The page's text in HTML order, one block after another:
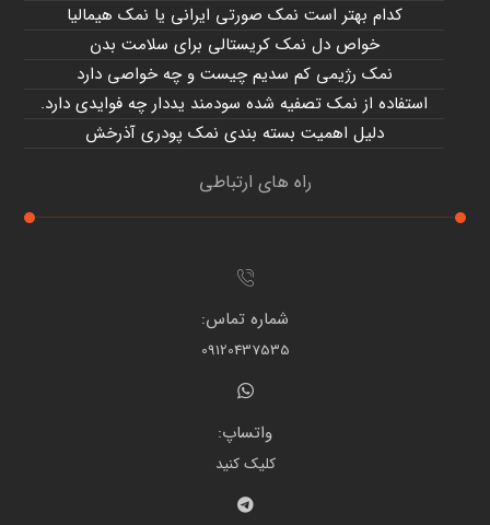
کدام بهتر است نمک صورتی ایرانی یا نمک هیمالیا
خواص دل نمک کریستالی برای سلامت بدن
نمک رژیمی کم سدیم چیست و چه خواصی دارد
استفاده از نمک تصفیه شده سودمند یددار چه فوایدی دارد.
دلیل اهمیت بسته بندی نمک پودری آذرخش
راه های ارتباطی
شماره تماس:
09120437535
واتساپ:
کلیک کنید